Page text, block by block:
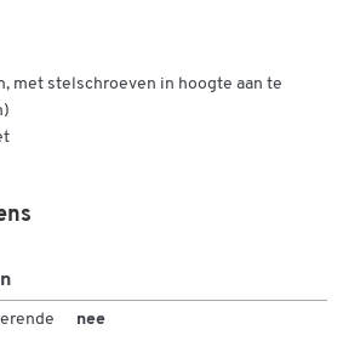
met stelschroeven in hoogte aan te
nee